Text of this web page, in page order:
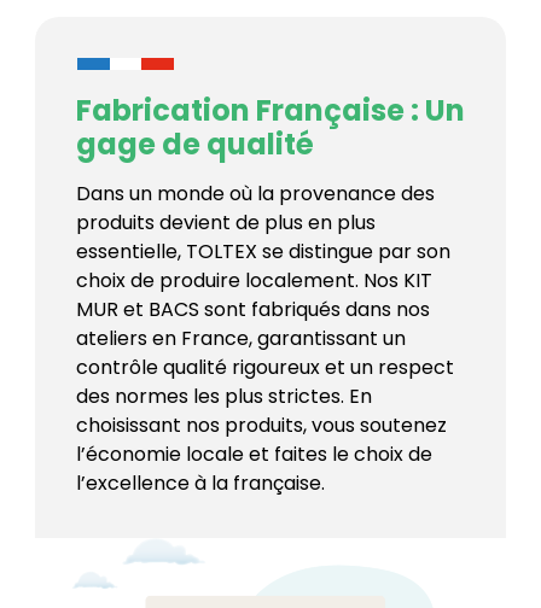
Fabrication Française : Un
gage de qualité
Dans un monde où la provenance des
produits devient de plus en plus
essentielle, TOLTEX se distingue par son
choix de produire localement. Nos KIT
MUR et BACS sont fabriqués dans nos
ateliers en France, garantissant un
contrôle qualité rigoureux et un respect
des normes les plus strictes. En
choisissant nos produits, vous soutenez
l’économie locale et faites le choix de
l’excellence à la française.